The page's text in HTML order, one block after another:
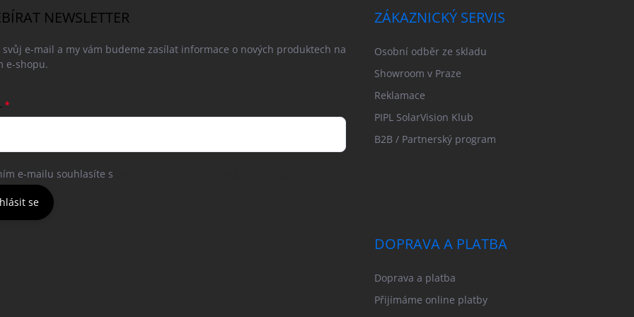
NEWSLETTER
svůj e-mail a my vám budeme zasílat informace o nových produktech na
e-shopu.
e-mailu souhlasíte s
se
ZÁKAZNICKÝ SERVIS
Osobní odběr ze skladu
Showroom v Praze
Reklamace
PIPL SolarVision Klub
B2B / Partnerský program
DOPRAVA A PLATBA
Doprava a platba
Přijímáme online platby